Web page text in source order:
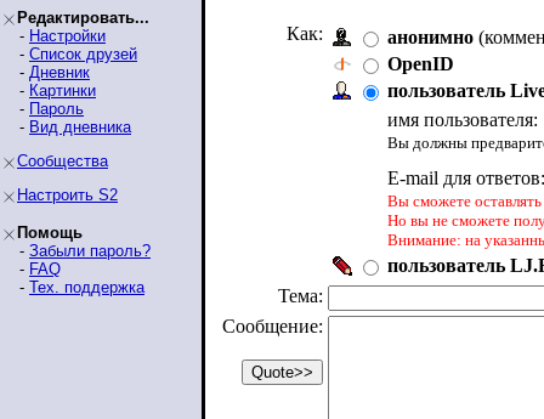
Редактировать...
- Настройки
- Список друзей
- Дневник
- Картинки
- Пароль
- Вид дневника
Сообщества
Настроить S2
Помощь
- Забыли пароль?
- FAQ
- Тех. поддержка
Как: анонимно
OpenID
пользователь
имя пользователя:
Вы должны
E-mail для
Вы сможете
Но вы не сможете
Внимание: на
пользователь
Тема:
Сообщение: